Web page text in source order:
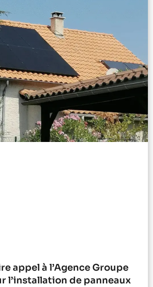
appel à l’Agence Groupe
l’installation de panneaux